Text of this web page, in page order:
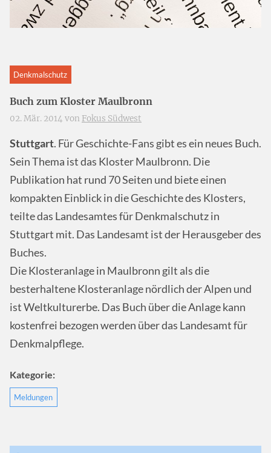
Denkmalschutz
Buch zum Kloster Maulbronn
02. Mär. 2014 von Fokus Südwest
Stuttgart. Für Geschichte-Fans gibt es ein neues Buch.
Sein Thema ist das Kloster Maulbronn. Die
Publikation hat rund 70 Seiten und biete einen
kompakten Einblick in die Geschichte des Klosters,
teilte das Landesamtes für Denkmalschutz in
Stuttgart mit. Das Landesamt ist der Herausgeber des
Buches.
Die Klosteranlage in Maulbronn gilt als die
besterhaltene Klosteranlage nördlich der Alpen und
ist Weltkulturerbe. Das Buch über die Anlage kann
kostenfrei bezogen werden über das Landesamt für
Denkmalpflege.
Kategorie:
Meldungen